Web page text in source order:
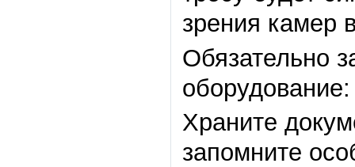
зрения камер
Обязательно
Храните
запомните